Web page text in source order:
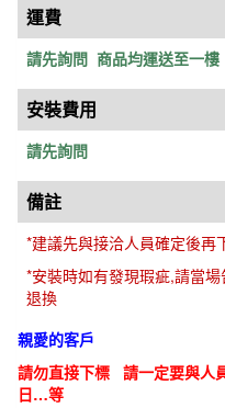
落
水
頭
數
量
運費
請先詢問 商品均運送至一樓
安裝費用
請先詢問
備註
*建議先與接洽人員確定後再
*安裝時如有發現瑕疵,請當
退換
親愛的客戶
請勿直接下標 請一定要與人
日…等